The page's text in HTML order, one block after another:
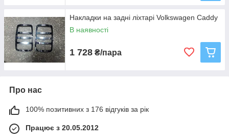
Накладки на задні ліхтарі Volkswagen Caddy
В наявності
1 728 ₴/пара
Про нас
100% позитивних з 176 відгуків за рік
Працює з 20.05.2012